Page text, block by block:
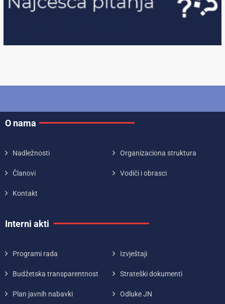
O nama
Nadležnosti Organizaciona struktura
Članovi Vodiči i obrasci
Kontakt
Interni akti
Programi rada Izvještaji
Budžetska transparentnost Strateški dokumenti
Plan javnih nabavki Odluke JN